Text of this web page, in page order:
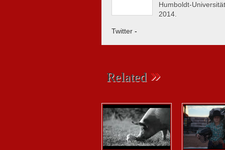
Humboldt-
2014.
Twitter -
Related »